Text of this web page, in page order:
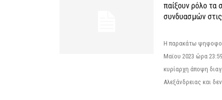
παίξουν ρόλο τα
συνδυασμών
Η παρακάτω
Μαϊου 2023 ώρα
κυρίαρχη άποψη
Αλεξάνδρειας και